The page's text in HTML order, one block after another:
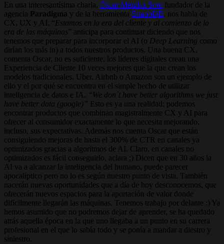
En una interesantísima charla, Óscar Méndez Soto fundador de la
agencia Paradigma y de la herramienta StratioDB , nos habla de
CX, UX y AI. “ Estamos en la era del cliente y al comienzo de la
era de las máquinas” anticipa para continuar diciendo que nos
tenemos que preparar para incorporar el AI (o Deep Learning como
dirían los más in) a todos nuestros productos. Una buena CX,
comenta Oscar, no es suficiente, los líderes digitales crean una
Experiencia de Cliente 10 veces mejores que la que crean los
modelos tradicionales. Uber, Airbnb o Amazon son un ejemplo de
ello y el por qué se encuentra en el simple hecho de utilizar
inteligencia de datos e IA.
“We don´t have better algorithms we just
have better data (google)” Esto es ya una realidad: podemos
encontrar productos que combinan magistralmente CX y AI para
ofrecer al consumidor exactamente lo que necesita mejorando,
incluso, sus expectativas. Además nos cuenta Oscar que están
consiguiendo mejoras de hasta el 300% de CTR en canales ya
optimizados gracias a algoritmos de AI. Claro, en canales no
optimizados es fácil conseguirlo, aclara ;) Dicen que en 30 años la
AI va a alcanzar la inteligencia del humano, puede parecer
apocalíptico pero no lo es según nuestro punto de vista. También
nacerán nuevas oportunidades que a día de hoy desconocemos, que
ofrecerán nuevos espacios para la aportación de valor donde
difícilmente llegarán las máquinas. Tenemos trabajo por delante :) Ya
hemos asumido que no podremos dejar de aprender, se ha quedado
atrás aquella época en la que uno llegaba a un punto en su carrera
profesional en el que lo sabía todo y se ponía a mandar a diestro y
siniestro.